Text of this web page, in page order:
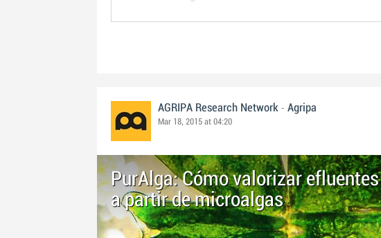
AGRIPA Research Network - Agripa
Mar 18, 2015 at 04:20
PurAlga: Cómo valorizar
a partir de microalgas